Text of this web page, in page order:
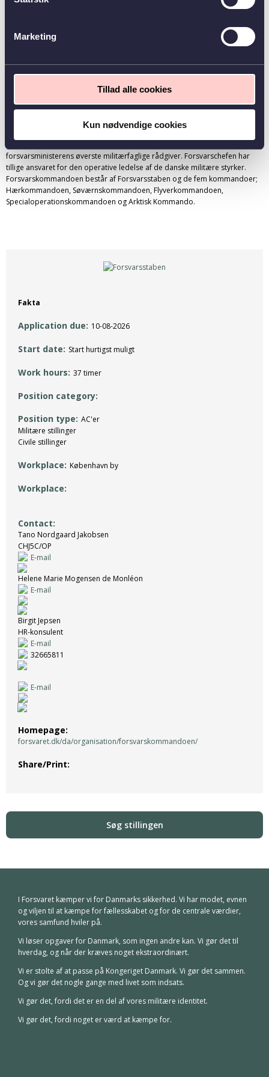
Marketing
Tillad alle cookies
Kun nødvendige cookies
I Forsvarsministeriets organisation tror vi på, at mangfoldighed styrker
Om Forsvarskommandoen
myndighed. Forsvarskommandoen løser opgaverne under mottoet ”Værd
at kæmpe for”, og vores primære ansvar er at udvikle, producere og
indsætte de militære kapaciteter og enheder i nationale og internationale
forsvarsministerens øverste militærfaglige rådgiver. Forsvarschefen har
tillige ansvaret for den operative ledelse af de danske militære styrker.
Forsvarskommandoen består af Forsvarsstaben og de fem kommandoer;
Hærkommandoen, Søværnskommandoen, Flyverkommandoen,
Specialoperationskommandoen og Arktisk Kommando.
Fakta
Application due 10-08-2026
Start date Start hurtigst muligt
Work hours 37 timer
Position category
Position type AC'er
Militære stillinger
Civile stillinger
Workplace København by
Workplace
Contact
Tano Nordgaard Jakobsen
CHJ5C/OP
E-mail
Helene Marie Mogensen de Monléon
E-mail
Birgit Jepsen
HR-konsulent
E-mail
32665811
E-mail
Homepage
forsvaret.dk/da/organisation/forsvarskommandoen/
Share/Print
I Forsvaret kæmper vi for Danmarks sikkerhed. Vi har modet, evnen
og viljen til at kæmpe for fællesskabet og for de centrale værdier,
vores samfund hviler på.
Vi løser opgaver for Danmark, som ingen andre kan. Vi gør det til
hverdag, og når der kræves noget ekstraordinært.
Vi er stolte af at passe på Kongeriget Danmark. Vi gør det sammen.
Og vi gør det nogle gange med livet som indsats.
Vi gør det, fordi det er en del af vores militære identitet.
Vi gør det, fordi noget er værd at kæmpe for.